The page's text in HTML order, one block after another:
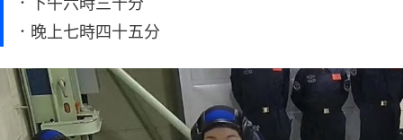
．晚上七時四十五分